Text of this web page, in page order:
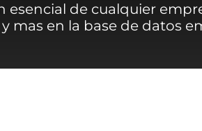
esencial de cualquier
mas en la base de datos